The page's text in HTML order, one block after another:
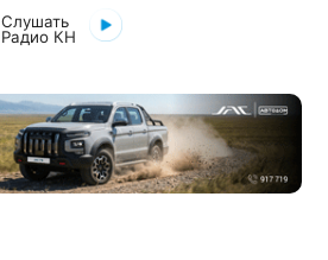
Слушать
Радио КН